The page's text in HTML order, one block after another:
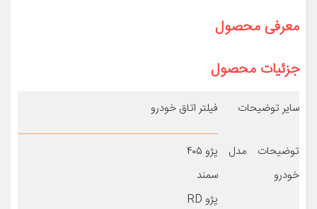
معرفی محصول
جزئیات محصول
سایر توضیحات فیلتر اتاق خودرو
توضیحات مدل
خودرو
پژو ۴۰۵
سمند
پژو RD